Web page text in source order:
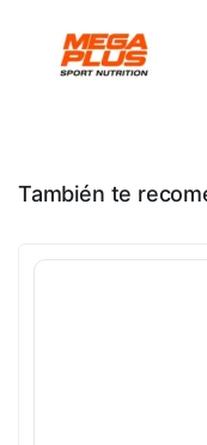
También te